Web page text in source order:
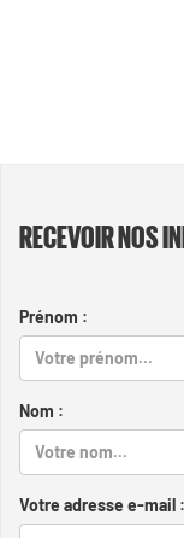
RECEVOIR NOS
Prénom :
Nom :
Votre adresse e-mail :